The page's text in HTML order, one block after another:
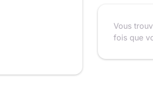
Vous
fois que